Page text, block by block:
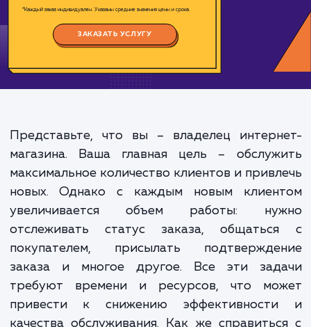
3000-9000 ₽
*Каждый заказ индивидуален. Указаны средние значения цены и срока.
Представьте, что вы – владелец
магазина. Ваша главная цель –
максимальное количество клиентов и
новых. Однако с каждым новым
увеличивается объем работы:
отслеживать статус заказа,
покупателем, присылать